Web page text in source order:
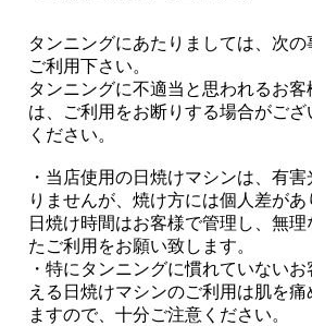
タンニングにあたりましては、次の
ご利用下さい。
タンニングに不適当と思われるお客
は、ご利用をお断りする場合がご
ください。
・当店使用の日焼けマシンは、有
りませんが、焼け方には個人差があ
日焼け時間はお客様で管理し、無
たご利用をお願い致します。
・特にタンニングに慣れていない
える日焼けマシンのご利用は肌を痛
ますので、十分ご注意ください。